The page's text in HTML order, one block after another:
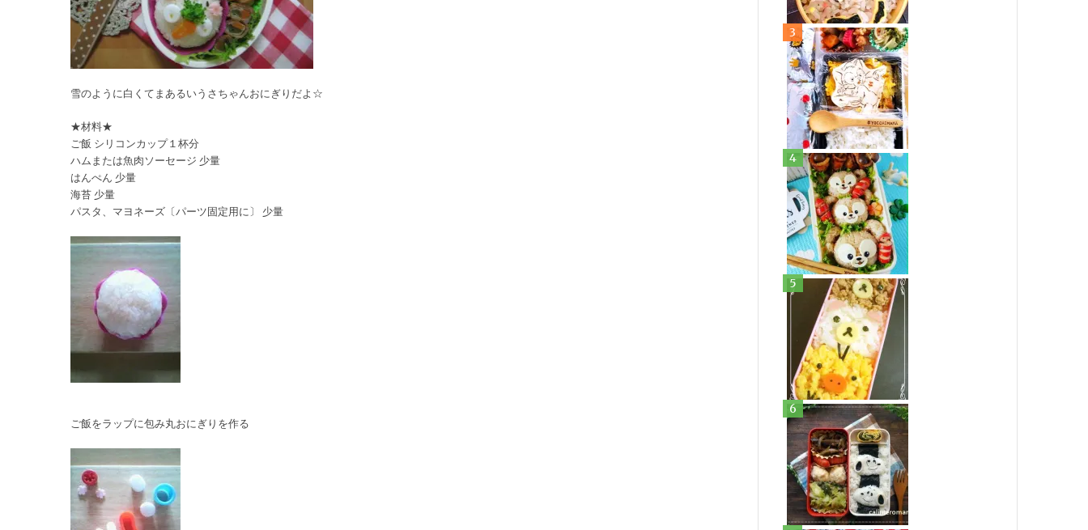
雪のように白くてまあるいうさちゃんおにぎりだよ☆
★材料★
ご飯 シリコンカップ１杯分
ハムまたは魚肉ソーセージ 少量
はんぺん 少量
海苔 少量
パスタ、マヨネーズ〔パーツ固定用に〕 少量
ご飯をラップに包み丸おにぎりを作る